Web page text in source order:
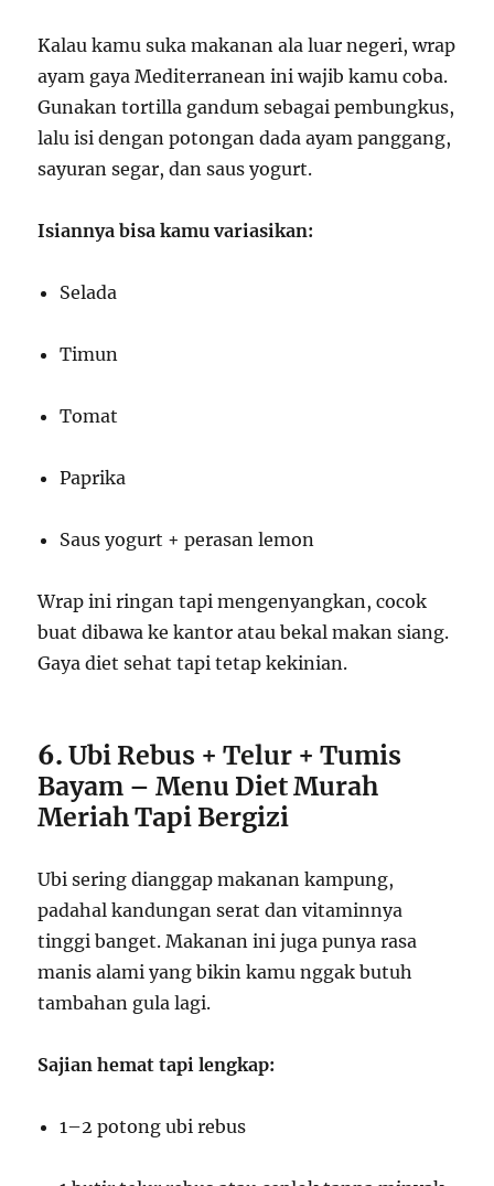
Kalau kamu suka makanan ala luar negeri, wrap
ayam gaya Mediterranean ini wajib kamu coba.
Gunakan tortilla gandum sebagai pembungkus,
lalu isi dengan potongan dada ayam panggang,
sayuran segar, dan saus yogurt.
Isiannya bisa kamu variasikan:
Selada
Timun
Tomat
Paprika
Saus yogurt + perasan lemon
Wrap ini ringan tapi mengenyangkan, cocok
buat dibawa ke kantor atau bekal makan siang.
Gaya diet sehat tapi tetap kekinian.
6.Ubi Rebus + Telur + Tumis
Bayam – Menu Diet Murah
Meriah Tapi Bergizi
Ubi sering dianggap makanan kampung,
padahal kandungan serat dan vitaminnya
tinggi banget. Makanan ini juga punya rasa
manis alami yang bikin kamu nggak butuh
tambahan gula lagi.
Sajian hemat tapi lengkap:
1–2 potong ubi rebus